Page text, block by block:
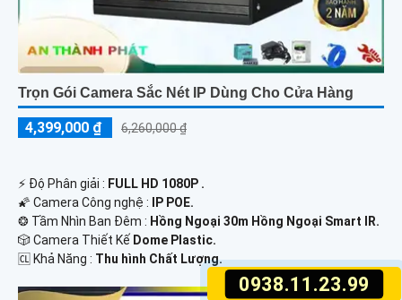
0938.11.23.99
Trọn Gói Camera Sắc Nét IP Dùng Cho Cửa Hàng
4,399,000 ₫ 6,260,000 ₫
️⚡ Độ Phân giải : FULL HD 1080P .
🌠 Camera Công nghệ : IP POE.
❂ Tầm Nhìn Ban Đêm : Hồng Ngoại 30m Hồng Ngoại Smart IR.
🎲 Camera Thiết Kế Dome Plastic.
️🆑 Khả Năng : Thu hình Chất Lượng.